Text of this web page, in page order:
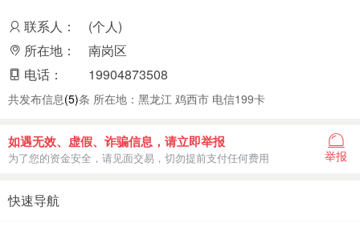
联系人：
(个人)
所在地：
南岗区
电话：
19904873508
共发布信息(5)条 所在地：黑龙江 鸡西市 电信199卡
如遇无效、虚假、诈骗信息，请立即举报
为了您的资金安全，请见面交易，切勿提前支付任何费用 举报
快速导航